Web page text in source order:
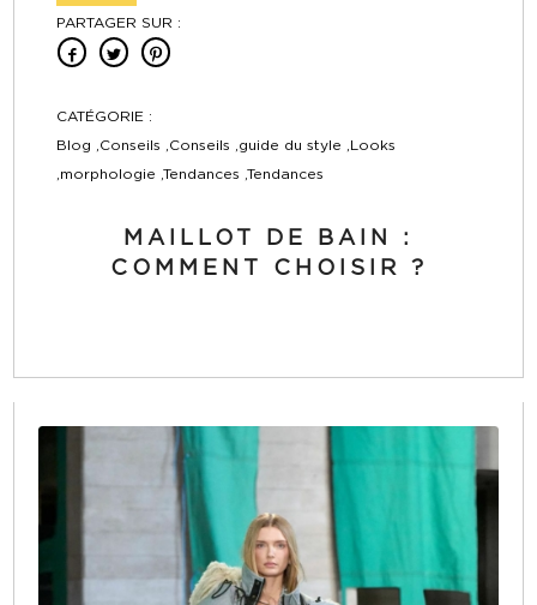
PARTAGER SUR :
CATÉGORIE :
Blog ,Conseils ,Conseils ,guide du style ,Looks
,morphologie ,Tendances ,Tendances
MAILLOT DE BAIN :
COMMENT CHOISIR ?